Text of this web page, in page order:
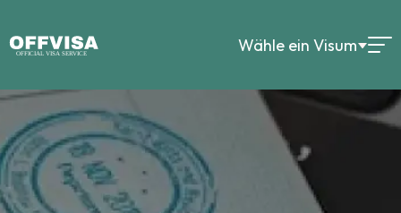
Wähle ein Visum